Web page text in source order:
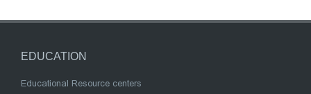
EDUCATION
Educational Resource centers